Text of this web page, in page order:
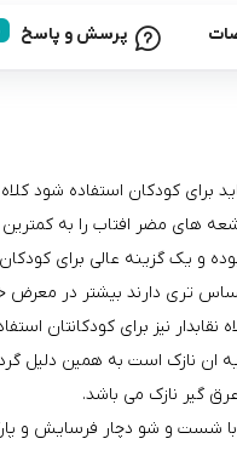
پرسش و پاسخ
برای کودکان استفاده شود
های مضر افتاب را به
و یک گزینه عالی برای
تری دارند بیشتر در
نیز برای کودکانتان
ان نازک است به همین دلیل
گیر نازک می باشد.
شست و شو دچار فرسایش و